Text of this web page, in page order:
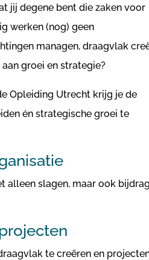
jij degene bent die zaken voor
werken (nog) geen
managen, draagvlak
groei en strategie?
Opleiding Utrecht krijg je de
én strategische groei te
alleen slagen, maar ook
te creëren en